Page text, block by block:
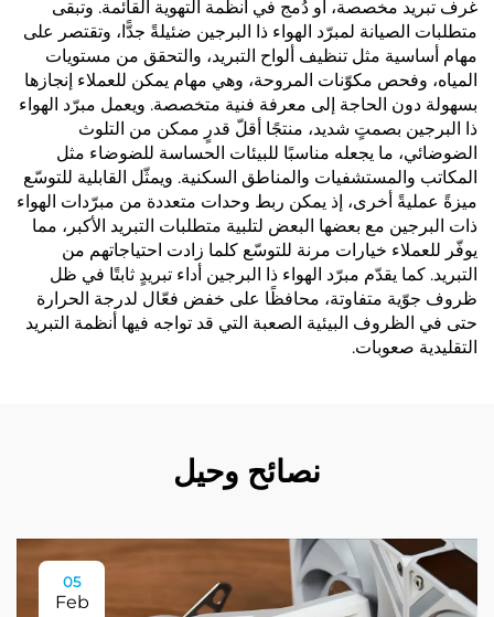
غرف تبريد مخصصة، أو دُمج في أنظمة التهوية القائمة. وتبقى
متطلبات الصيانة لمبرّد الهواء ذا البرجين ضئيلةً جدًّا، وتقتصر على
مهام أساسية مثل تنظيف ألواح التبريد، والتحقق من مستويات
المياه، وفحص مكوّنات المروحة، وهي مهام يمكن للعملاء إنجازها
بسهولة دون الحاجة إلى معرفة فنية متخصصة. ويعمل مبرّد الهواء
ذا البرجين بصمتٍ شديد، منتجًا أقلّ قدرٍ ممكن من التلوث
الضوضائي، ما يجعله مناسبًا للبيئات الحساسة للضوضاء مثل
المكاتب والمستشفيات والمناطق السكنية. ويمثّل القابلية للتوسّع
ميزةً عمليةً أخرى، إذ يمكن ربط وحدات متعددة من مبرّدات الهواء
ذات البرجين مع بعضها البعض لتلبية متطلبات التبريد الأكبر، مما
يوفّر للعملاء خيارات مرنة للتوسّع كلما زادت احتياجاتهم من
التبريد. كما يقدّم مبرّد الهواء ذا البرجين أداء تبريدٍ ثابتًا في ظل
ظروف جوّية متفاوتة، محافظًا على خفض فعّال لدرجة الحرارة
حتى في الظروف البيئية الصعبة التي قد تواجه فيها أنظمة التبريد
التقليدية صعوبات.
نصائح وحيل
05
Feb